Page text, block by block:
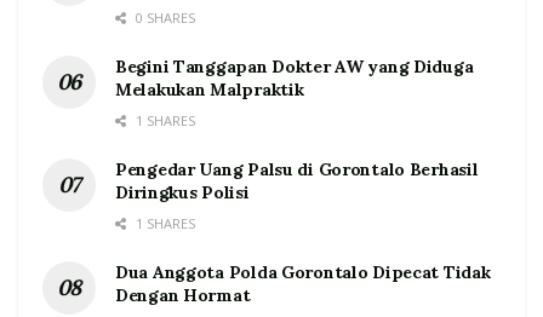
0 SHARES
Begini Tanggapan Dokter AW yang Diduga
Melakukan Malpraktik
1 SHARES
Pengedar Uang Palsu di Gorontalo Berhasil
Diringkus Polisi
1 SHARES
Dua Anggota Polda Gorontalo Dipecat Tidak
Dengan Hormat